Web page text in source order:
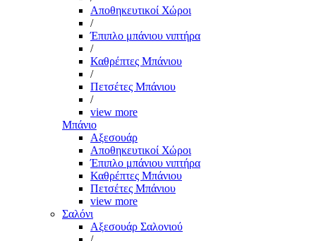
Αποθηκευτικοί Χώροι
/
Έπιπλο μπάνιου νιπτήρα
/
Καθρέπτες Μπάνιου
/
Πετσέτες Μπάνιου
/
view more
Μπάνιο
Αξεσουάρ
Αποθηκευτικοί Χώροι
Έπιπλο μπάνιου νιπτήρα
Καθρέπτες Μπάνιου
Πετσέτες Μπάνιου
view more
Σαλόνι
Αξεσουάρ Σαλονιού